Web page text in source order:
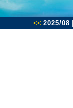
<< 2025/08